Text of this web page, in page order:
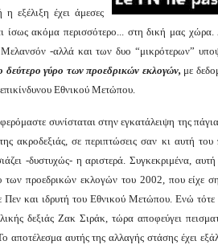
εξέλιξη έχει άμεσες
ίσως ακόμα περισσότερο... στη δική μας
-αλλά και των δυο “μικρότερων”
γύρο των προεδρικών εκλογών, με
Εθνικού Μετώπου.
συνίσταται στην εγκατάλειψη της
ακροδεξιάς, σε περιπτώσεις σαν κι αυτή του
-δυστυχώς- η αριστερά. Συγκεκριμένα,
των προεδρικών εκλογών του 2002, που είχε
και ιδρυτή του Εθνικού Μετώπου. Ενώ
δεξιάς Ζακ Σιράκ, τώρα αποφεύγει
αποτέλεσμα αυτής της αλλαγής στάσης έχει